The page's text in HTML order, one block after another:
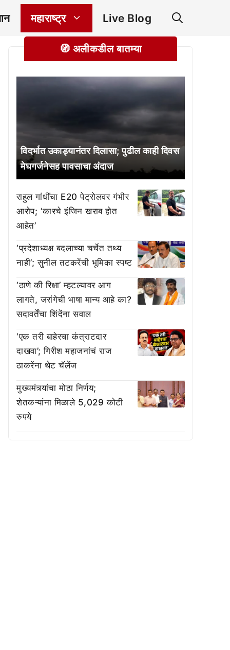
महाराष्ट्र Live Blog
🧭 अलीकडील बातम्या
विदर्भात उकाड्यानंतर दिलासा; पुढील काही दिवस
मेघगर्जनेसह पावसाचा अंदाज
राहुल गांधींचा E20 पेट्रोलवर गंभीर
आरोप; ‘कारचे इंजिन खराब होत
आहेत’
‘प्रदेशाध्यक्ष बदलाच्या चर्चेत तथ्य
नाही’; सुनील तटकरेंची भूमिका स्पष्ट
‘ठाणे की रिक्षा’ म्हटल्यावर आग
लागते, जरांगेची भाषा मान्य आहे का?
सदावर्तेंचा शिंदेंना सवाल
‘एक तरी बाहेरचा कंत्राटदार
दाखवा’; गिरीश महाजनांचं राज
ठाकरेंना थेट चॅलेंज
मुख्यमंत्र्यांचा मोठा निर्णय;
शेतकऱ्यांना मिळाले 5,029 कोटी
रुपये